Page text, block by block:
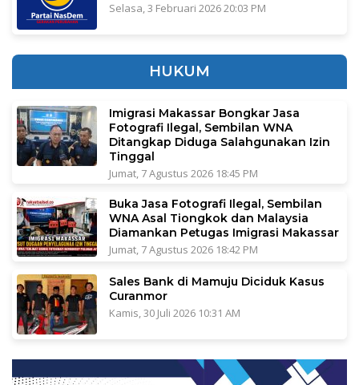
Selasa, 3 Februari 2026 20:03 PM
HUKUM
Imigrasi Makassar Bongkar Jasa
Fotografi Ilegal, Sembilan WNA
Ditangkap Diduga Salahgunakan Izin
Tinggal
Jumat, 7 Agustus 2026 18:45 PM
Buka Jasa Fotografi Ilegal, Sembilan
WNA Asal Tiongkok dan Malaysia
Diamankan Petugas Imigrasi Makassar
Jumat, 7 Agustus 2026 18:42 PM
Sales Bank di Mamuju Diciduk Kasus
Curanmor
Kamis, 30 Juli 2026 10:31 AM